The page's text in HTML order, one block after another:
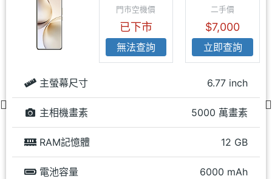
門市空機價
已下市
無法查詢
二手價
$7,000
立即查詢
主螢幕尺寸 6.77 inch
主相機畫素 5000 萬畫素
RAM記憶體 12 GB
電池容量 6000 mAh